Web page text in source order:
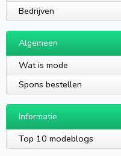
Bedrijven
Algemeen
Wat is mode
Spons bestellen
Informatie
Top 10 modeblogs